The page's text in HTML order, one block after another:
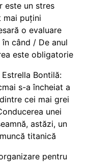
este un stres
mai puțini
o evaluare
când / De anul
este obligatorie
Bontilă:
s-a încheiat a
cei mai grei
unei
astăzi, un
titanică
pentru